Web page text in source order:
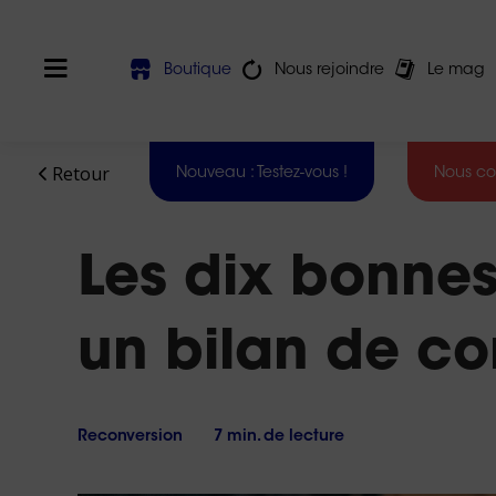
Boutique Nous rejoindre Le mag
Nouveau : Testez-vous !
faire une
reconversion
?
Test des 16
softs skills
Harmony®
VAE
pour
Nous
sont
ouvertes
Du
lundi
Retour
Les dix
un bilan de
Reconversion 7 min. de lecture